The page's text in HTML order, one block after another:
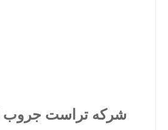
شركه تراست جروب